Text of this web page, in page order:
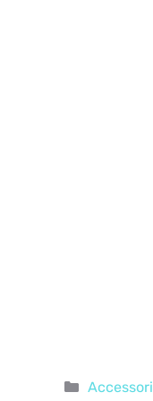
Categorie
Accessori